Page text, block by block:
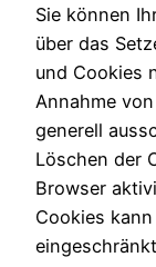
Sie können
über das
und Cookies
Annahme
generell
Löschen der
Browser
Cookies